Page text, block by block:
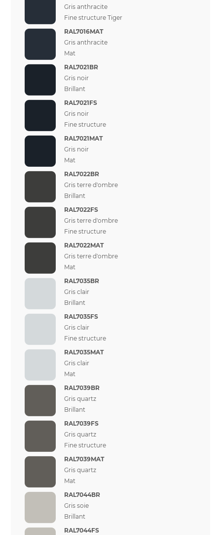
Gris anthracite
Fine structure Tiger
RAL7016MAT
Gris anthracite
Mat
RAL7021BR
Gris noir
Brillant
RAL7021FS
Gris noir
Fine structure
RAL7021MAT
Gris noir
Mat
RAL7022BR
Gris terre d'ombre
Brillant
RAL7022FS
Gris terre d'ombre
Fine structure
RAL7022MAT
Gris terre d'ombre
Mat
RAL7035BR
Gris clair
Brillant
RAL7035FS
Gris clair
Fine structure
RAL7035MAT
Gris clair
Mat
RAL7039BR
Gris quartz
Brillant
RAL7039FS
Gris quartz
Fine structure
RAL7039MAT
Gris quartz
Mat
RAL7044BR
Gris soie
Brillant
RAL7044FS